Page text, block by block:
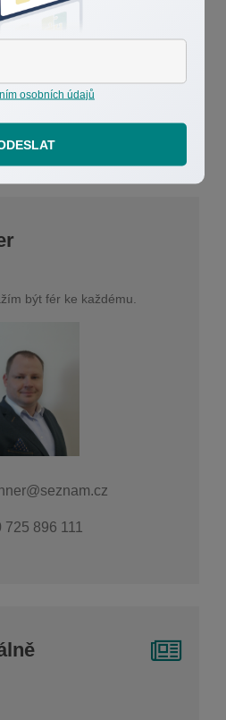
být fér ke každému.
725 896 111
osobních údajů